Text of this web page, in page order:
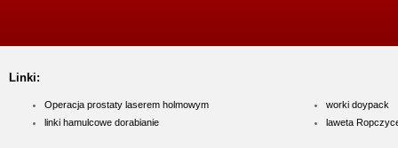
Linki:
Operacja prostaty laserem holmowym
linki hamulcowe dorabianie
worki doypack
laweta